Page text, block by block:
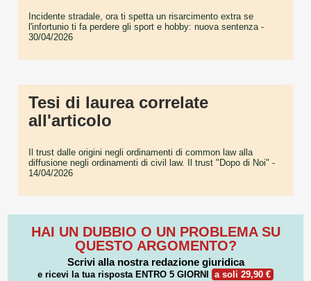
Incidente stradale, ora ti spetta un risarcimento extra se
l'infortunio ti fa perdere gli sport e hobby: nuova sentenza-
30/04/2026
Tesi di laurea correlate
all'articolo
Il trust dalle origini negli ordinamenti di common law alla
diffusione negli ordinamenti di civil law. Il trust "Dopo di Noi" -
14/04/2026
HAI UN DUBBIO O UN PROBLEMA SU
QUESTO ARGOMENTO?
Scrivi alla nostra redazione giuridica
e ricevi la tua risposta ENTRO 5 GIORNI a soli 29,90 €